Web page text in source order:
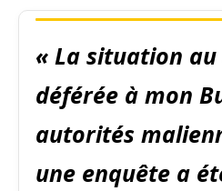
« La situation
déférée à mon
autorités
une enquête a